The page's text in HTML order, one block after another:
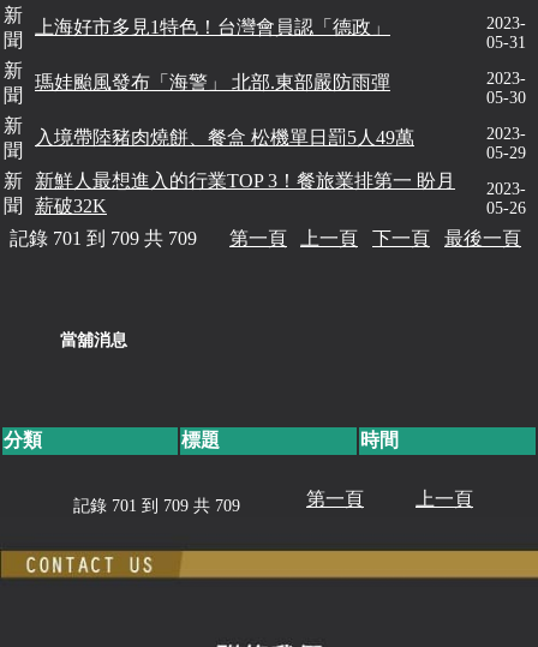
新
聞
上海好市多見1特色！台灣會員認「德政」
2023-
05-31
新
聞
瑪娃颱風發布「海警」 北部.東部嚴防雨彈
2023-
05-30
新
聞
入境帶陸豬肉燒餅、餐盒 松機單日罰5人49萬
2023-
05-29
新
聞
新鮮人最想進入的行業TOP 3！餐旅業排第一 盼月
薪破32K
2023-
05-26
記錄 701 到 709 共 709 第一頁 上一頁 下一頁 最後一頁
當舖消息
分類 標題 時間
記錄 701 到 709 共 709 第一頁 上一頁